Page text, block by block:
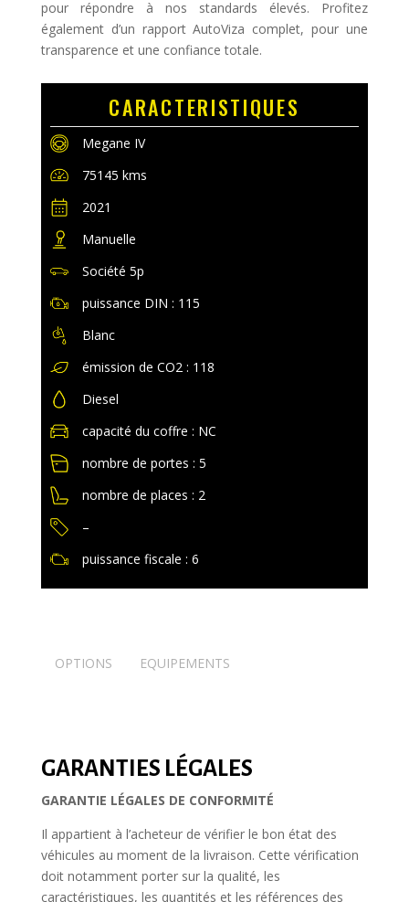
pour répondre à nos standards élevés. Profitez
également d’un rapport AutoViza complet, pour une
transparence et une confiance totale.
CARACTERISTIQUES
Megane IV
75145 kms
2021
Manuelle
Société 5p
puissance DIN : 115
Blanc
émission de CO2 : 118
Diesel
capacité du coffre : NC
nombre de portes : 5
nombre de places : 2
–
puissance fiscale : 6
OPTIONS EQUIPEMENTS
GARANTIES LÉGALES
GARANTIE LÉGALES DE CONFORMITÉ
Il appartient à l’acheteur de vérifier le bon état des
véhicules au moment de la livraison. Cette vérification
doit notamment porter sur la qualité, les
caractéristiques, les quantités et les références des